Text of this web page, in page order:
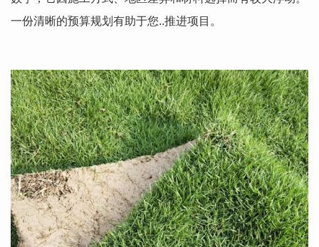
一份清晰的预算规划有助于您..推进项目。